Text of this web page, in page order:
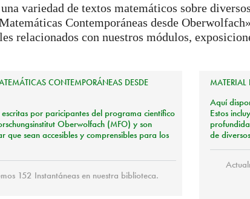
variedad de textos matemáticos sobre
Contemporáneas desde
relacionados con nuestros módulos,
CONTEMPORÁNEAS DESDE
escritas por paricipantes del programa científico
Oberwolfach (MFO) y son
que sean accesibles y comprensibles para los
152 Instantáneas en nuestra biblioteca.
MATERIAL
Aquí
Estos
de